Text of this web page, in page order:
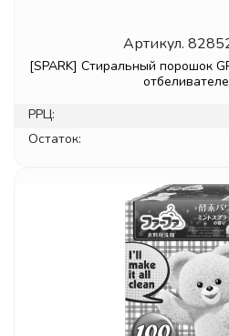
Артикул.
[SPARK] Стиральный порошок
РРЦ:
Остаток: